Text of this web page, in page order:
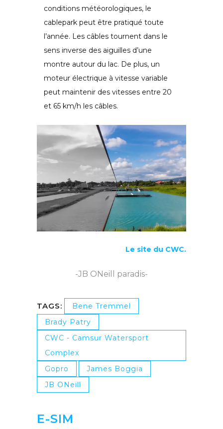
conditions météorologiques, le
cablepark peut être pratiqué toute
l’année. Les câbles tournent dans le
sens inverse des aiguilles d’une
montre autour du lac. De plus, un
moteur électrique à vitesse variable
peut maintenir des vitesses entre 20
et 65 km/h les câbles.
Le site du CWC.
-JB ONeill paradis-
TAGS:
Bene Tremmel
Brady Patry
CWC - Camsur Watersport
Complex
Gopro
James Boggia
JB ONeill
E-SIM